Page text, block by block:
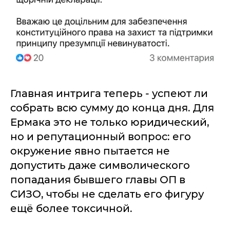
Главная интрига теперь - успеют ли
собрать всю сумму до конца дня. Для
Ермака это не только юридический,
но и репутационный вопрос: его
окружение явно пытается не
допустить даже символического
попадания бывшего главы ОП в
СИЗО, чтобы не сделать его фигуру
ещё более токсичной.